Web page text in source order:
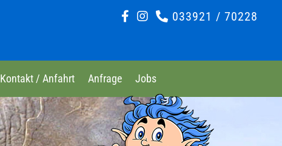
033921 / 70228
Kontakt / Anfahrt Anfrage Jobs